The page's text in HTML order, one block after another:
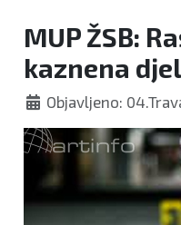
Zanimljivosti
MUP ŽSB:
kaznena
Objavljeno: